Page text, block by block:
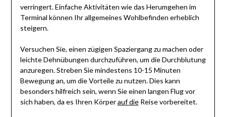
verringert. Einfache Aktivitäten wie das Herumgehen im
Terminal können Ihr allgemeines Wohlbefinden erheblich
steigern.
Versuchen Sie, einen zügigen Spaziergang zu machen oder
leichte Dehnübungen durchzuführen, um die Durchblutung
anzuregen. Streben Sie mindestens 10-15 Minuten
Bewegung an, um die Vorteile zu nutzen. Dies kann
besonders hilfreich sein, wenn Sie einen langen Flug vor
sich haben, da es Ihren Körperauf dieReise vorbereitet.